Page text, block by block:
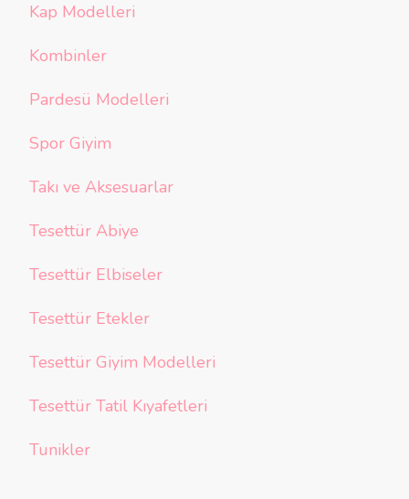
Kap Modelleri
Kombinler
Pardesü Modelleri
Spor Giyim
Takı ve Aksesuarlar
Tesettür Abiye
Tesettür Elbiseler
Tesettür Etekler
Tesettür Giyim Modelleri
Tesettür Tatil Kıyafetleri
Tunikler